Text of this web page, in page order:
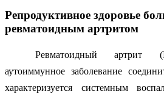
Репродуктивное здоровье
ревматоидным артритом
Ревматоидный артрит
аутоиммунное заболевание
характеризуется системным